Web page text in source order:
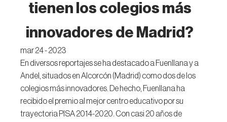
tienen los colegios más
innovadores de Madrid?
mar 24 - 2023
En diversos reportajes se ha destacado a Fuenllana y a
Andel, situados en Alcorcón (Madrid) como dos de los
colegios más innovadores. De hecho, Fuenllana ha
recibido el premio al mejor centro educativo por su
trayectoria PISA 2014-2020. Con casi 20 años de